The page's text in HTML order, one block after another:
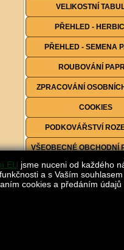
VELIKOSTNÍ
PŘEHLED -
PŘEHLED - SEMENA
ROUBOVÁNÍ
ZPRACOVÁNÍ
COOKIES
PODKOVÁŘSTVÍ
VŠEOBECNÉ OBCHODNÍ
FORMULÁŘE KE
EU jsme nuceni od každého
a s Vaším
cookies a předáním